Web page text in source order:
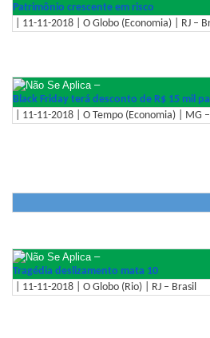
Patrimônio crescente em risco
| 11-11-2018 | O Globo (Economia) | RJ –
–
Black Friday terá desconto de R$ 15 mil
| 11-11-2018 | O Tempo (Economia) | MG
–
Tragédia deslizamento mata 10
| 11-11-2018 | O Globo (Rio) | RJ – Brasil